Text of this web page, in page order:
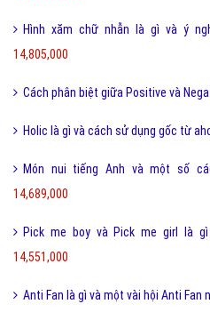
Hình xăm chữ nhẫn là gì và ý
14,805,000
Cách phân biệt giữa Positive và
Holic là gì và cách sử dụng gốc từ
Món nui tiếng Anh và một số
14,689,000
Pick me boy và Pick me girl là
14,551,000
Anti Fan là gì và một vài hội Anti Fan